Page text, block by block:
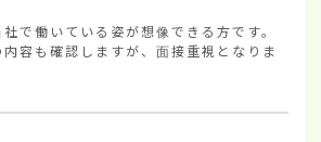
で働いている姿が想像できる方です。
容も確認しますが、面接重視となりま